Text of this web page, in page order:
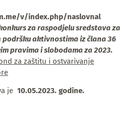
v/index.php/naslovnal
za raspodjelu sredstava za
aktivnostima iz člana 36
pravima i slobodama za 2023.
za zaštitu i ostvarivanje
je 10.05.2023. godine.